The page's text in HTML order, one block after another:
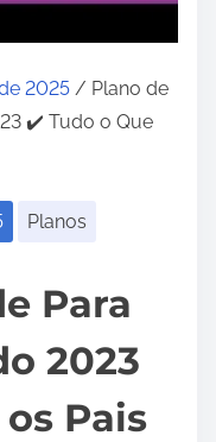
2025 / Plano de
✔️ Tudo o Que
Planos
Para
2023
Pais